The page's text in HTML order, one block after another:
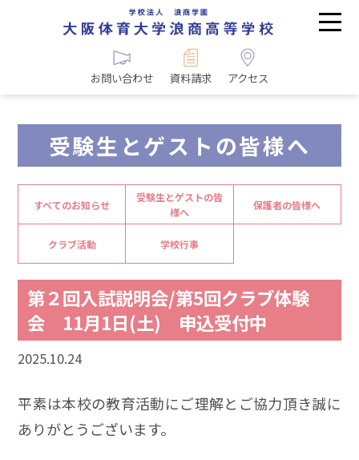
お問い合わせ 資料請求 アクセス
受験生とゲストの皆様へ
すべてのお知らせ
受験生とゲストの皆
様へ
保護者の皆様へ
クラブ活動 学校行事
第２回入試説明会/第5回クラブ体験
会 11月1日(土) 申込受付中
2025.10.24
平素は本校の教育活動にご理解とご協力頂き誠に
ありがとうございます。